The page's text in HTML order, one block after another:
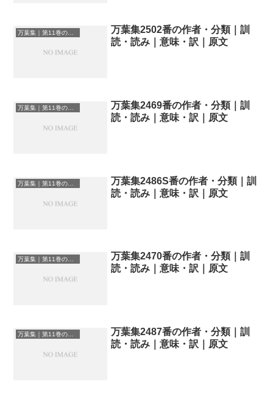
万葉集｜第11巻の和歌一覧
万葉集2502番の作者・分類｜訓
読・読み｜意味・訳｜原文
万葉集｜第11巻の和歌一覧
万葉集2469番の作者・分類｜訓
読・読み｜意味・訳｜原文
万葉集｜第11巻の和歌一覧
万葉集2486S番の作者・分類｜訓
読・読み｜意味・訳｜原文
万葉集｜第11巻の和歌一覧
万葉集2470番の作者・分類｜訓
読・読み｜意味・訳｜原文
万葉集｜第11巻の和歌一覧
万葉集2487番の作者・分類｜訓
読・読み｜意味・訳｜原文